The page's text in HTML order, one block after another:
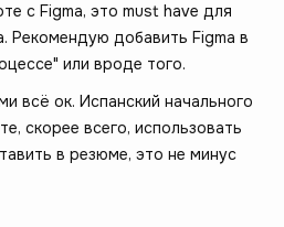
с Figma, это must have для
Рекомендую добавить Figma в
или вроде того.
всё ок. Испанский начального
скорее всего, использовать
в резюме, это не минус